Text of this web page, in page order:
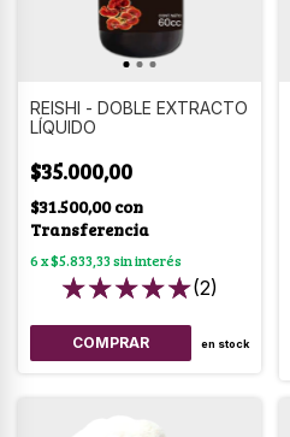
REISHI - DOBLE EXTRACTO
LÍQUIDO
$35.000,00
$31.500,00con
Transferencia
6x$5.833,33sin interés
(2)
en stock